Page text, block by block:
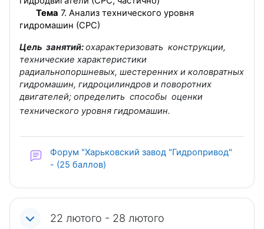
Тема 7. Анализ технического уровня
гидромашин (СРС)
Цель занятий:охарактеризовать конструкции,
технические характеристики
радиальнопоршневых, шестеренних и коловратных
гидромашин, гидроцилиндров и поворотних
двигателей; определить способы оценки
технического уровня гидромашин.
Форум "Харьковский завод "Гидропривод"
- (25 баллов)
22 лютого - 28 лютого